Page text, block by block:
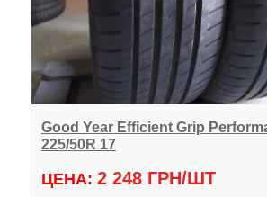
Good Year Efficient Grip
225/50R 17
ЦЕНА: 2 248 ГРН/ШТ